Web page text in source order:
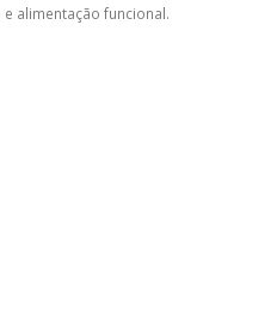
alimentação funcional.